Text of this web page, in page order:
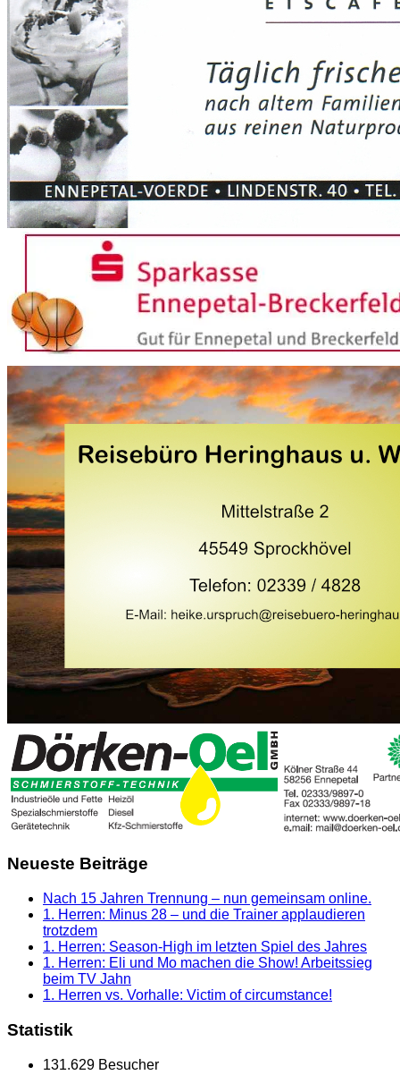
Neueste Beiträge
Nach 15 Jahren Trennung – nun gemeinsam online.
1. Herren: Minus 28 – und die Trainer applaudieren
trotzdem
1. Herren: Season-High im letzten Spiel des Jahres
1. Herren: Eli und Mo machen die Show! Arbeitssieg
beim TV Jahn
1. Herren vs. Vorhalle: Victim of circumstance!
Statistik
131.629 Besucher